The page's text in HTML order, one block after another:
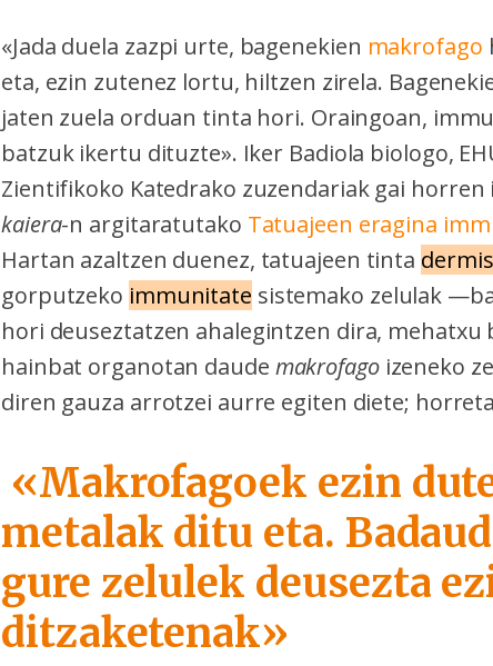
«Jada duela zazpi urte, bagenekien makrofago
eta, ezin zutenez lortu, hiltzen zirela.
jaten zuela orduan tinta hori. Oraingoan,
batzuk ikertu dituzte». Iker Badiola biologo,
Zientifikoko Katedrako zuzendariak gai
kaiera-n argitaratutako Tatuajeen eragina
Hartan azaltzen duenez, tatuajeen tinta
gorputzeko immunitate sistemako zelulak
hori deuseztatzen ahalegintzen dira, mehatxu
hainbat organotan daude makrofagoizeneko
diren gauza arrotzei aurre egiten diete;
«Makrofagoek ezin
metalak ditu eta.
gure zelulek deusezta
ditzaketenak»